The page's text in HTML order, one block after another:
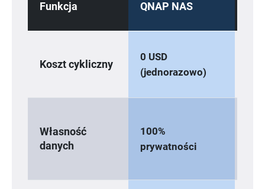
Funkcja QNAP NAS
Koszt cykliczny
0 USD
(jednorazowo)
Własność
danych
100%
prywatności